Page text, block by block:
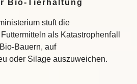
Bio-Tierhaltung
stuft die
als Katastrophenfall
Bauern, auf
oder Silage auszuweichen.